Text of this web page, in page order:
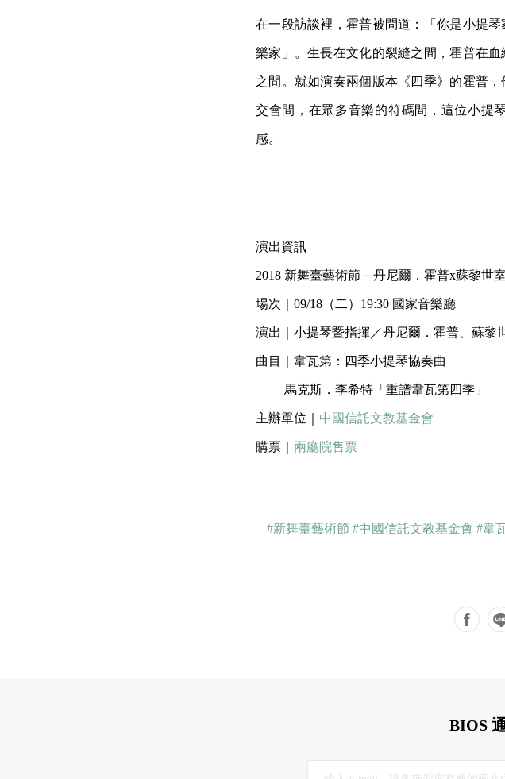
在一段訪談裡，霍普被問道：「你是小提
樂家」。生長在文化的裂縫之間，霍普在
之間。就如演奏兩個版本《四季》的霍普
交會間，在眾多音樂的符碼間，這位小提
感。
演出資訊
2018 新舞臺藝術節－丹尼爾．霍普x蘇黎世
場次｜09/18（二）19:30 國家音樂廳
演出｜小提琴暨指揮／丹尼爾．霍普、蘇黎
曲目｜韋瓦第：四季小提琴協奏曲
馬克斯．李希特「重譜韋瓦第四季」
主辦單位｜ 中國信託文教基金會
購票｜ 兩廳院售票
#新舞臺藝術節 #中國信託文教基金會 #韋
BIOS